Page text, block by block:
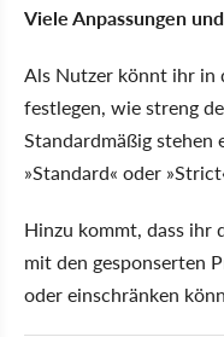
Viele Anpassungen
Als Nutzer könnt ihr in
festlegen, wie streng
Standardmäßig stehen
»Standard« oder
Hinzu kommt, dass ihr
mit den gesponserten
oder einschränken